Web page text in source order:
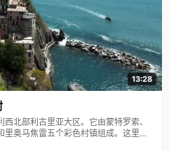
13:28
北部利古里亚大区。它由蒙特罗索、
奥马焦雷五个彩色村镇组成。这里依
为世界文化遗产。